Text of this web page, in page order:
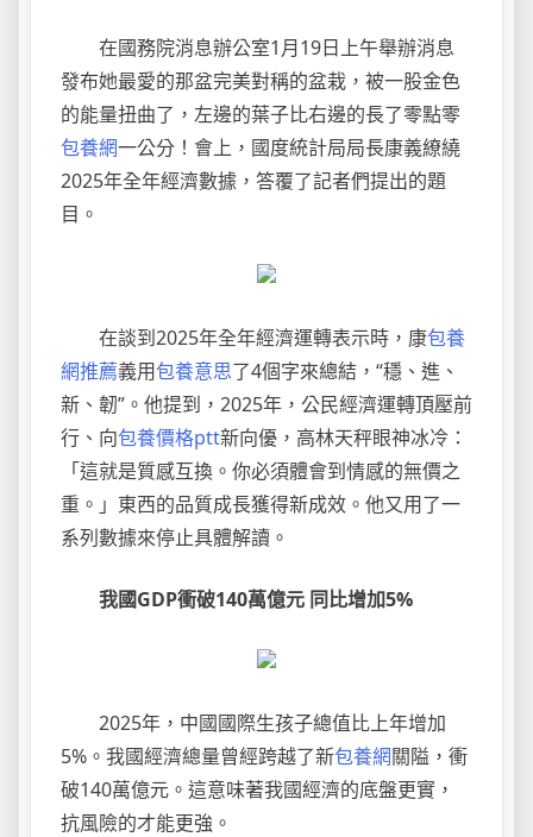
在國務院消息辦公室1月19日上午舉辦消息
發布她最愛的那盆完美對稱的盆栽，被一股金色
的能量扭曲了，左邊的葉子比右邊的長了零點零
包養網一公分！會上，國度統計局局長康義繚繞
2025年全年經濟數據，答覆了記者們提出的題
目。
在談到2025年全年經濟運轉表示時，康包養
網推薦義用包養意思了4個字來總結，“穩、進、
新、韌”。他提到，2025年，公民經濟運轉頂壓前
行、向包養價格ptt新向優，高林天秤眼神冰冷：
「這就是質感互換。你必須體會到情感的無價之
重。」東西的品質成長獲得新成效。他又用了一
系列數據來停止具體解讀。
我國GDP衝破140萬億元 同比增加5%
2025年，中國國際生孩子總值比上年增加
5%。我國經濟總量曾經跨越了新包養網關隘，衝
破140萬億元。這意味著我國經濟的底盤更實，
抗風險的才能更強。